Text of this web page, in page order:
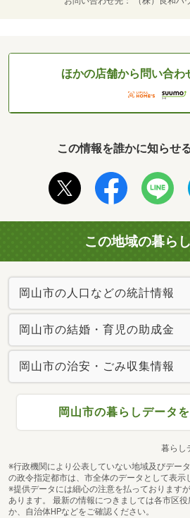
ほかの店舗から問い合わ
この情報を誰かに知らせ
この地域の暮ら
岡山市の人口などの統計情報
岡山市の結婚・育児の助成金
岡山市の治安・ごみ収集情報
岡山市の暮らしデータ
暮らし
※行政機関により公表していない地域及びデー
の政令指定都市は、市全体のデータとして表示
※提供データには細心の注意を払っております
あります。 最新の情報につきましては各市区
か、自治体HPなどをご確認ください。